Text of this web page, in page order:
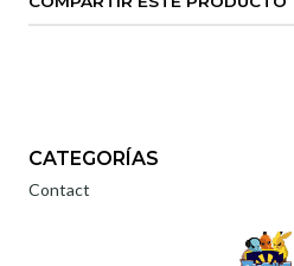
CATEGORÍAS
Contact